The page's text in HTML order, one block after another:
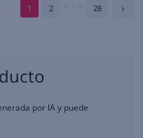
1 2 28
por IA y puede